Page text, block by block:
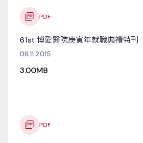
PDF
61st 博愛醫院庚寅年就職典禮特刊
06.11.2015
3.00MB
PDF